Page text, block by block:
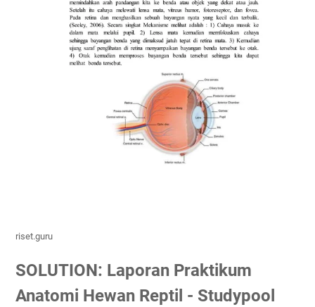
riset.guru
SOLUTION: Laporan Praktikum
Anatomi Hewan Reptil - Studypool